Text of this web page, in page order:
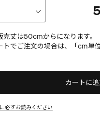
売丈は50cmからになります。
トでご注文の場合は、「cm単
カートに
必ずお読みください